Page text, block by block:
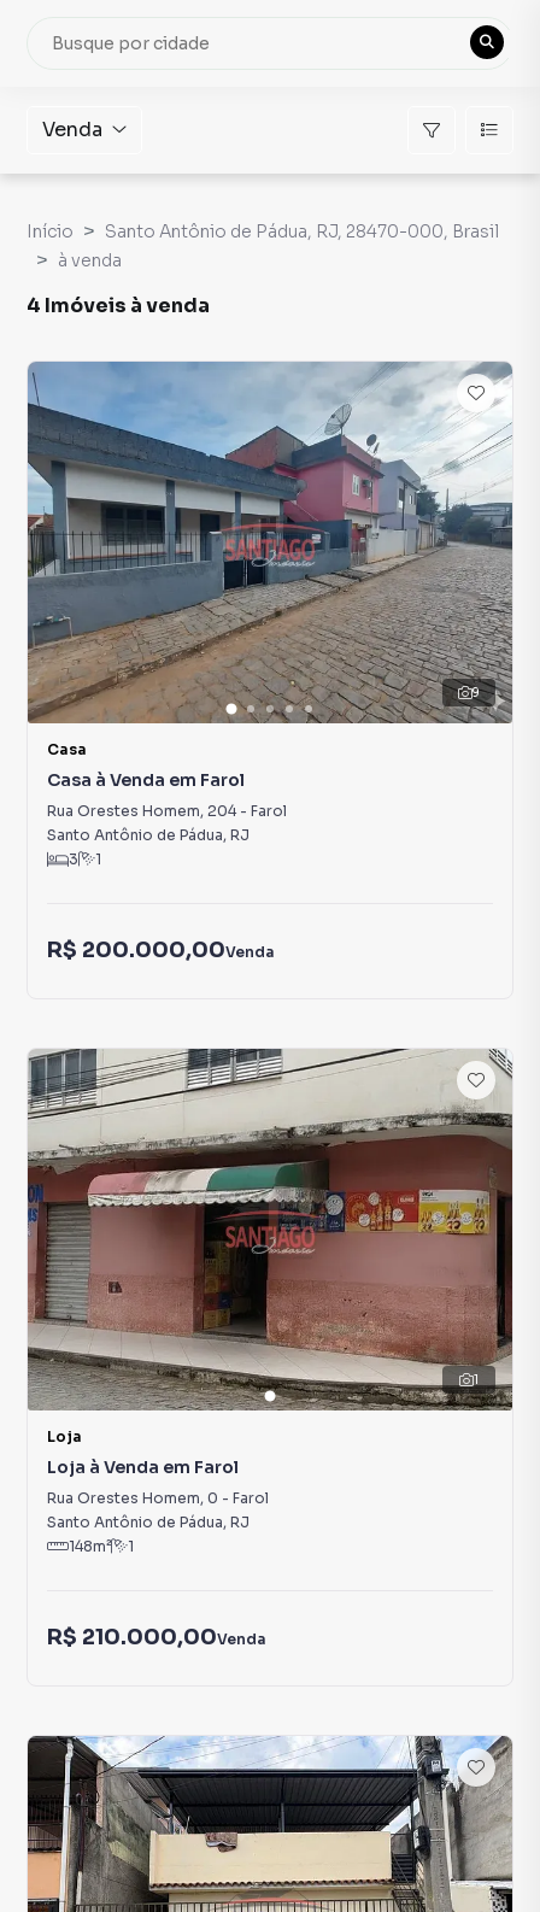
Venda
Início
Santo Antônio de Pádua, RJ, 28470-000, Brasil
à venda
4 Imóveis à venda
9
Casa
Casa à Venda em Farol
Rua Orestes Homem, 204- Farol
Santo Antônio de Pádua, RJ
3
1
R$ 200.000,00Venda
1
Loja
Loja à Venda em Farol
Rua Orestes Homem, 0 - Farol
Santo Antônio de Pádua, RJ
148m² 1
R$ 210.000,00Venda